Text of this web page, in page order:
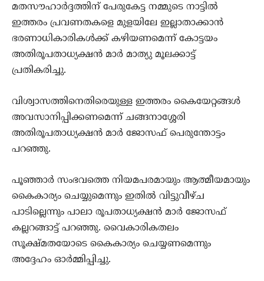
മതസൗഹാര്‍ദ്ദത്തിന് പേരുകേട്ട നമ്മുടെ നാട്ടില്‍
ഇത്തരം പ്രവണതകളെ മുളയിലേ ഇല്ലാതാക്കാന്‍
ഭരണാധികാരികള്‍ക്ക് കഴിയണമെന്ന് കോട്ടയം
അതിരൂപതാധ്യക്ഷന്‍ മാര്‍ മാത്യു മൂലക്കാട്ട്
പ്രതികരിച്ചു.
വിശ്വാസത്തിനെതിരെയുള്ള ഇത്തരം കൈയേറ്റങ്ങള്‍
അവസാനിപ്പിക്കണമെന്ന് ചങ്ങനാശ്ശേരി
അതിരൂപതാധ്യക്ഷന്‍ മാര്‍ ജോസഫ് പെരുന്തോട്ടം
പറഞ്ഞു.
പൂഞ്ഞാര്‍ സംഭവത്തെ നിയമപരമായും ആത്മീയമായും
കൈകാര്യം ചെയ്യുമെന്നും ഇതില്‍ വിട്ടുവീഴ്ച
പാടില്ലെന്നും പാലാ രൂപതാധ്യക്ഷന്‍ മാര്‍ ജോസഫ്
കല്ലറങ്ങാട്ട് പറഞ്ഞു. വൈകാരികതലം
സൂക്ഷ്മതയോടെ കൈകാര്യം ചെയ്യണമെന്നും
അദ്ദേഹം ഓര്‍മ്മിപ്പിച്ചു.